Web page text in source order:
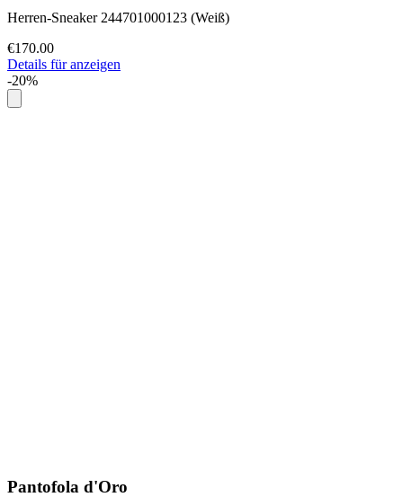
Herren-Sneaker 244701000123 (Weiß)
€170.00
Details für anzeigen
-20%
Pantofola d'Oro